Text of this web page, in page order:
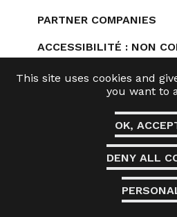
PARTNER COMPANIES
ACCESSIBILITÉ : NON
This site uses cookies and
you want to
OK,
DENY ALL